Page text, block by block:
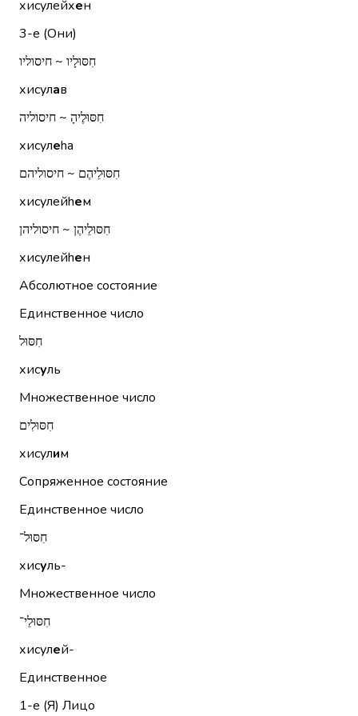
хисулейхен
3-е (Они)
חִסּוּלָיו ~ חיסוליו
хисулав
חִסּוּלֶיהָ ~ חיסוליה
хисулеhа
חִסּוּלֵיהֶם ~ חיסוליהם
хисулейhем
חִסּוּלֵיהֶן ~ חיסוליהן
хисулейhен
Абсолютное состояние
Единственное число
חִסּוּל
хисуль
Множественное число
חִסּוּלִים
хисулим
Сопряженное состояние
Единственное число
חִסּוּל־
хисуль-
Множественное число
חִסּוּלֵי־
хисулей-
Единственное
1-е (Я) Лицо